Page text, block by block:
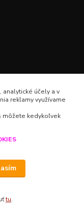
analytické účely a v
reklamy využívame
môžete kedykoľvek
tu.